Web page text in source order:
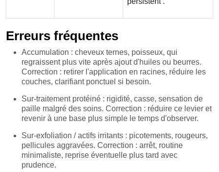
Erreurs fréquentes
Accumulation : cheveux ternes, poisseux, qui
regraissent plus vite après ajout d'huiles ou beurres.
Correction : retirer l'application en racines, réduire les
couches, clarifiant ponctuel si besoin.
Sur-traitement protéiné : rigidité, casse, sensation de
paille malgré des soins. Correction : réduire ce levier et
revenir à une base plus simple le temps d'observer.
Sur-exfoliation / actifs irritants : picotements, rougeurs,
pellicules aggravées. Correction : arrêt, routine
minimaliste, reprise éventuelle plus tard avec
prudence.